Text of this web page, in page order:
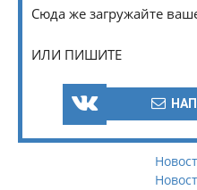
Сюда же загружайте
ИЛИ ПИШИТЕ